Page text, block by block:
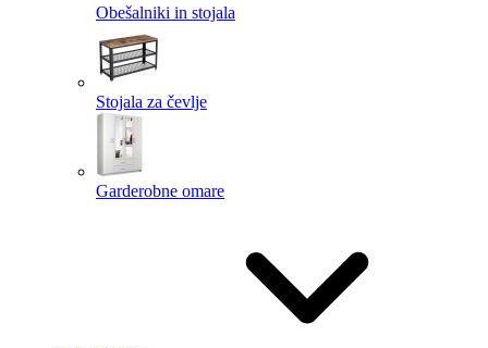
Obešalniki in stojala
Stojala za čevlje
Garderobne omare